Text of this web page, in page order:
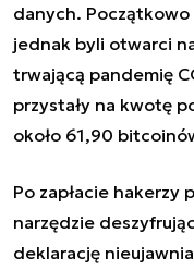
danych. Początkowo
jednak byli otwarci
trwającą pandemię
przystały na kwotę
około 61,90
Po zapłacie hakerzy
narzędzie
deklarację